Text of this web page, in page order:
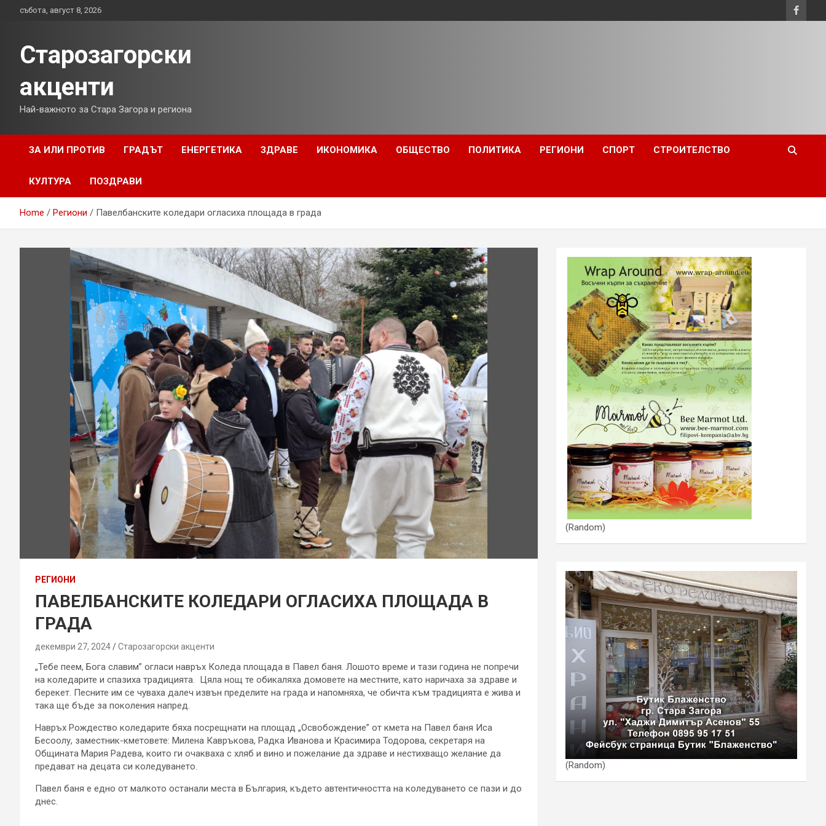
събота, август 8, 2026
Старозагорски
акценти
Най-важното за Стара Загора и региона
ЗА ИЛИ ПРОТИВ ГРАДЪТ ЕНЕРГЕТИКА ЗДРАВЕ ИКОНОМИКА ОБЩЕСТВО ПОЛИТИКА РЕГИОНИ СПОРТ СТРОИТЕЛСТВО
КУЛТУРА ПОЗДРАВИ
Home Региони Павелбанските коледари огласиха площада в града
РЕГИОНИ
ПАВЕЛБАНСКИТЕ КОЛЕДАРИ ОГЛАСИХА ПЛОЩАДА В
ГРАДА
декември 27, 2024 Старозагорски акценти
„Тебе пеем, Бога славим” огласи навръх Коледа площада в Павел баня. Лошото време и тази година не попречи
на коледарите и спазиха традицията. Цяла нощ те обикаляха домовете на местните, като наричаха за здраве и
берекет. Песните им се чуваха далеч извън пределите на града и напомняха, че обичта към традицията е жива и
така ще бъде за поколения напред.
Навръх Рождество коледарите бяха посрещнати на площад „Освобождение” от кмета на Павел баня Иса
Бесоолу, заместник-кметовете: Милена Кавръкова, Радка Иванова и Красимира Тодорова, секретаря на
Общината Мария Радева, които ги очакваха с хляб и вино и пожелание да здраве и нестихващо желание да
предават на децата си коледуването.
Павел баня е едно от малкото останали места в България, където автентичността на коледуването се пази и до
днес.
(Random)
(Random)